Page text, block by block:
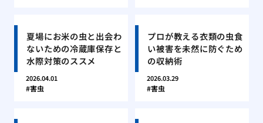
夏場にお米の虫と出会わ
ないための冷蔵庫保存と
水際対策のススメ
2026.04.01
害虫
プロが教える衣類の虫食
い被害を未然に防ぐため
の収納術
2026.03.29
害虫